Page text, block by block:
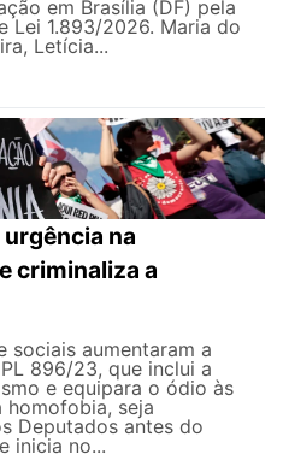
em Brasília (DF) pela
Lei 1.893/2026. Maria do
Letícia...
urgência na
criminaliza a
sociais aumentaram a
896/23, que inclui a
e equipara o ódio às
homofobia, seja
Deputados antes do
inicia no...